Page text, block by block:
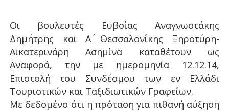
Οι βουλευτές Ευβοίας Αναγνωστάκης
Δημήτρης και Α΄ Θεσσαλονίκης Ξηροτύρη-
Αικατερινάρη Ασημίνα καταθέτουν ως
Αναφορά, την με ημερομηνία 12.12.14,
Επιστολή του Συνδέσμου των εν Ελλάδι
Τουριστικών και Ταξιδιωτικών Γραφείων.
Με δεδομένο ότι η πρόταση για πιθανή αύξηση